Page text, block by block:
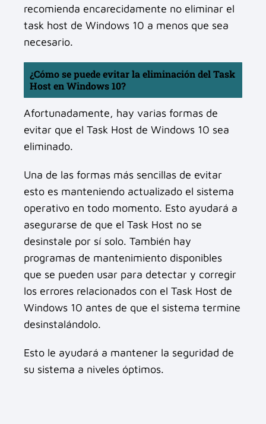
recomienda encarecidamente no eliminar el
task host de Windows 10 a menos que sea
necesario.
¿Cómo se puede evitar la eliminación del Task
Host en Windows 10?
Afortunadamente, hay varias formas de
evitar que el Task Host de Windows 10 sea
eliminado.
Una de las formas más sencillas de evitar
esto es manteniendo actualizado el sistema
operativo en todo momento. Esto ayudará a
asegurarse de que el Task Host no se
desinstale por sí solo. También hay
programas de mantenimiento disponibles
que se pueden usar para detectar y corregir
los errores relacionados con el Task Host de
Windows 10 antes de que el sistema termine
desinstalándolo.
Esto le ayudará a mantener la seguridad de
su sistema a niveles óptimos.